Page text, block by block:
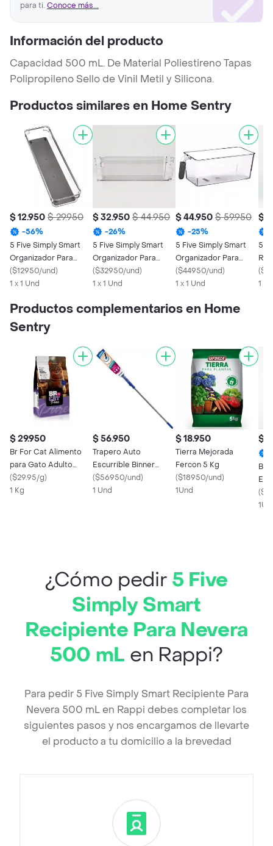
para ti. Conoce más...
Información del producto
Capacidad 500 mL. De Material Poliestireno Tapas
Polipropileno Sello de Vinil Metil y Silicona.
Productos similares en Home Sentry
$ 12.950 $ 29.950
-56%
5 Five Simply Smart
Organizador Para
Nevera Plástico
($12950/und)
1 x 1 Und
$ 32.950 $ 44.950
-26%
5 Five Simply Smart
Organizador Para
Nevera 5 L
($32950/und)
1 x 1 Und
$ 44.950 $ 59.950
-25%
5 Five Simply Smart
Organizador Para
Nevera Plástico
167788
($44950/und)
1 x 1 Und
$
5
(
1 X
Productos complementarios en Home
Sentry
$ 29.950
Br For Cat Alimento
para Gato Adulto
Castrado Sabor Pollo
($29.95/g)
1 Kg
$ 56.950
Trapero Auto
Escurrible Binner
107561
($56950/und)
1 Und
$ 18.950
Tierra Mejorada
Fercon 5 Kg
($18950/und)
1Und
$
(
¿Cómo pedir 5 Five
Simply Smart
Recipiente Para Nevera
500 mL en Rappi?
Para pedir 5 Five Simply Smart Recipiente Para
Nevera 500 mL en Rappi debes completar los
siguientes pasos y nos encargamos de llevarte
el producto a tu domicilio a la brevedad